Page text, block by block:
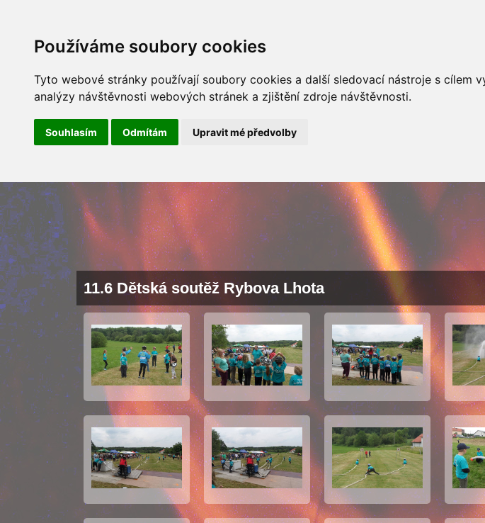
Používáme soubory cookies
Tyto webové stránky používají soubory cookies a další sledovací nástroje s cílem
analýzy návštěvnosti webových stránek a zjištění zdroje návštěvnosti.
Souhlasím Odmítám Upravit mé předvolby
ÚVOD NOVINKY
11.6 Dětská soutěž Rybova Lhota